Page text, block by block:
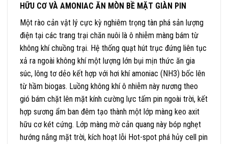
HỮU CƠ VÀ AMONIAC ĂN MÒN BỀ MẶT GIÀN PIN
Một rào cản vật lý cực kỳ nghiêm trọng tàn phá sản lượng
điện tại các trang trại chăn nuôi là ô nhiễm màng bám từ
không khí chuồng trại. Hệ thống quạt hút trục đứng liên tục
xả ra ngoài không khí một lượng lớn bụi mịn thức ăn gia
súc, lông tơ dẻo kết hợp với hơi khí amoniac (NH3) bốc lên
từ hầm biogas. Luồng không khí ô nhiễm này nương theo
gió bám chặt lên mặt kính cường lực tấm pin ngoài trời, kết
hợp sương ẩm ban đêm tạo thành một lớp màng keo axit
hữu cơ két cứng. Lớp màng mờ cản quang này bóp nghẹt
hướng nắng mặt trời, kích hoạt lỗi Hot-spot phá hủy cell pin